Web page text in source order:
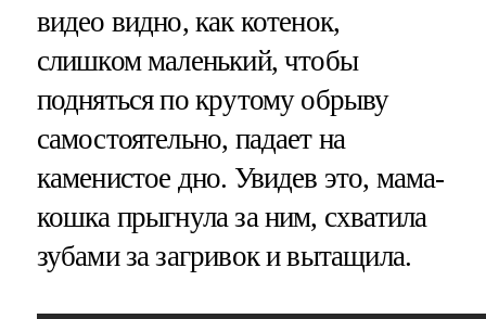
видео видно, как котенок,
слишком маленький, чтобы
подняться по крутому обрыву
самостоятельно, падает на
каменистое дно. Увидев это, мама-
кошка прыгнула за ним, схватила
зубами за загривок и вытащила.